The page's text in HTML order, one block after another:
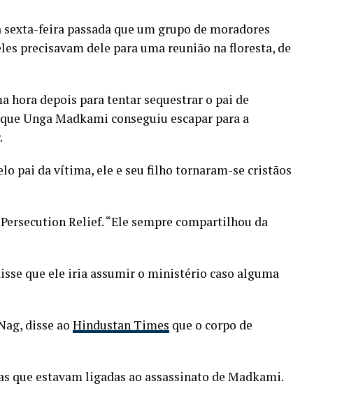
feira passada que um grupo de moradores
precisavam dele para uma reunião na floresta, de
hora depois para tentar sequestrar o pai de
Unga Madkami conseguiu escapar para a
pai da vítima, ele e seu filho tornaram-se cristãos
Relief. “Ele sempre compartilhou da
que ele iria assumir o ministério caso alguma
disse ao Hindustan Times que o corpo de
que estavam ligadas ao assassinato de Madkami.